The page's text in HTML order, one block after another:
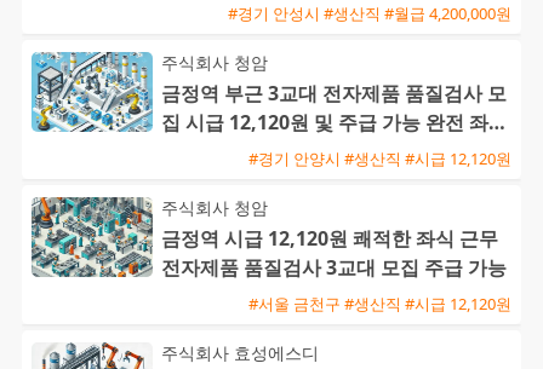
#경기 안성시 #생산직 #월급 4,200,000원
주식회사 청암
금정역 부근 3교대 전자제품 품질검사 모
집 시급 12,120원 및 주급 가능 완전 좌식
#경기 안양시 #생산직 #시급 12,120원
주식회사 청암
금정역 시급 12,120원 쾌적한 좌식 근무
전자제품 품질검사 3교대 모집 주급 가능
#서울 금천구 #생산직 #시급 12,120원
주식회사 효성에스디